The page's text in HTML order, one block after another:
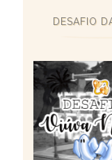
DESAFIO